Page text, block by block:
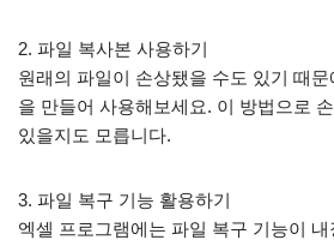
2. 파일 복사본 사용하기
원래의 파일이 손상됐을 수도 있기 때
을 만들어 사용해보세요. 이 방법으로
있을지도 모릅니다.
3. 파일 복구 기능 활용하기
엑셀 프로그램에는 파일 복구 기능이